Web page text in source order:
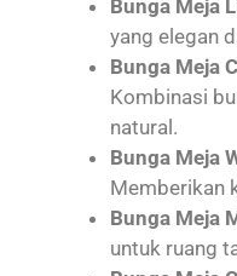
Bunga Meja
yang elegan
Bunga Meja
Kombinasi
natural.
Bunga Meja
Memberikan
Bunga Meja
untuk ruang